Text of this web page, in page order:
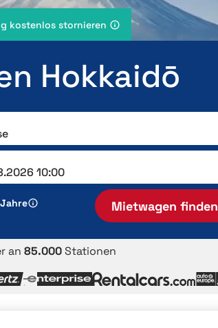
kostenlos stornieren
Hokkaidō
Mietwagen finden
an 85.000Stationen